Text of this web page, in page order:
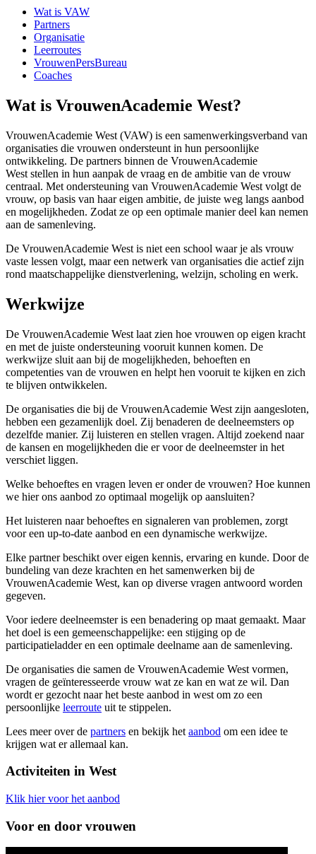
Wat is VAW
Partners
Organisatie
Leerroutes
VrouwenPersBureau
Coaches
Wat is VrouwenAcademie West?
VrouwenAcademie West (VAW) is een samenwerkingsverband van
organisaties die vrouwen ondersteunt in hun persoonlijke
ontwikkeling. De partners binnen de VrouwenAcademie
West stellen in hun aanpak de vraag en de ambitie van de vrouw
centraal. Met ondersteuning van VrouwenAcademie West volgt de
vrouw, op basis van haar eigen ambitie, de juiste weg langs aanbod
en mogelijkheden. Zodat ze op een optimale manier deel kan nemen
aan de samenleving.
De VrouwenAcademie West is niet een school waar je als vrouw
vaste lessen volgt, maar een netwerk van organisaties die actief zijn
rond maatschappelijke dienstverlening, welzijn, scholing en werk.
Werkwijze
De VrouwenAcademie West laat zien hoe vrouwen op eigen kracht
en met de juiste ondersteuning vooruit kunnen komen. De
werkwijze sluit aan bij de mogelijkheden, behoeften en
competenties van de vrouwen en helpt hen vooruit te kijken en zich
te blijven ontwikkelen.
De organisaties die bij de VrouwenAcademie West zijn aangesloten,
hebben een gezamenlijk doel. Zij benaderen de deelneemsters op
dezelfde manier. Zij luisteren en stellen vragen. Altijd zoekend naar
de kansen en mogelijkheden die er voor de deelneemster in het
verschiet liggen.
Welke behoeftes en vragen leven er onder de vrouwen? Hoe kunnen
we hier ons aanbod zo optimaal mogelijk op aansluiten?
Het luisteren naar behoeftes en signaleren van problemen, zorgt
voor een up-to-date aanbod en een dynamische werkwijze.
Elke partner beschikt over eigen kennis, ervaring en kunde. Door de
bundeling van deze krachten en het samenwerken bij de
VrouwenAcademie West, kan op diverse vragen antwoord worden
gegeven.
Voor iedere deelneemster is een benadering op maat gemaakt. Maar
het doel is een gemeenschappelijke: een stijging op de
participatieladder en een optimale deelname aan de samenleving.
De organisaties die samen de VrouwenAcademie West vormen,
vragen de geïnteresseerde vrouw wat ze kan en wat ze wil. Dan
wordt er gezocht naar het beste aanbod in west om zo een
persoonlijke leerroute uit te stippelen.
Lees meer over de partners en bekijk het aanbod om een idee te
krijgen wat er allemaal kan.
Activiteiten in West
Klik hier voor het aanbod
Voor en door vrouwen